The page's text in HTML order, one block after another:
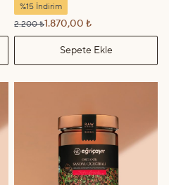
%15 İndirim
2.200 ₺1.870,00 ₺
Sepete Ekle